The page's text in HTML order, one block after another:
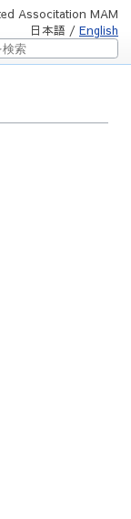
Associtation MAM
日本語 / English